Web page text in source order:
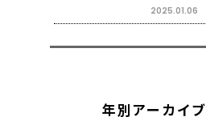
2025.01.06
年別アーカイブ